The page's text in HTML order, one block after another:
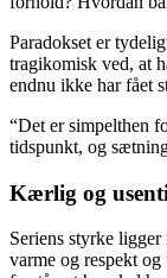
Paradokset er
tragikomisk ved, at
endnu ikke har fået
“Det er simpelthen
tidspunkt, og
Kærlig og
Seriens styrke
varme og respekt